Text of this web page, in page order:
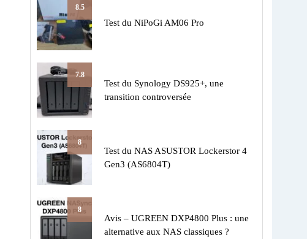
8.5
Test du NiPoGi AM06 Pro
7.8
Test du Synology DS925+, une
transition controversée
8
Test du NAS ASUSTOR Lockerstor 4
Gen3 (AS6804T)
8
Avis – UGREEN DXP4800 Plus : une
alternative aux NAS classiques ?